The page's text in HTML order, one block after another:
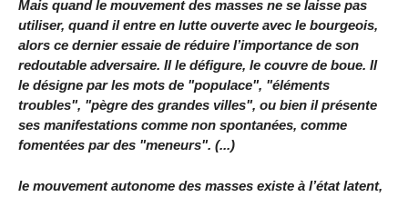
Mais quand le mouvement des masses ne se laisse pas
utiliser, quand il entre en lutte ouverte avec le bourgeois,
alors ce dernier essaie de réduire l’importance de son
redoutable adversaire. Il le défigure, le couvre de boue. Il
le désigne par les mots de "populace", "éléments
troubles", "pègre des grandes villes", ou bien il présente
ses manifestations comme non spontanées, comme
fomentées par des "meneurs". (...)
le mouvement autonome des masses existe à l’état latent,